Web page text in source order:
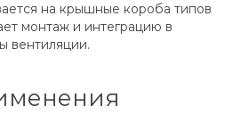
на крышные короба типов
монтаж и интеграцию в
вентиляции.